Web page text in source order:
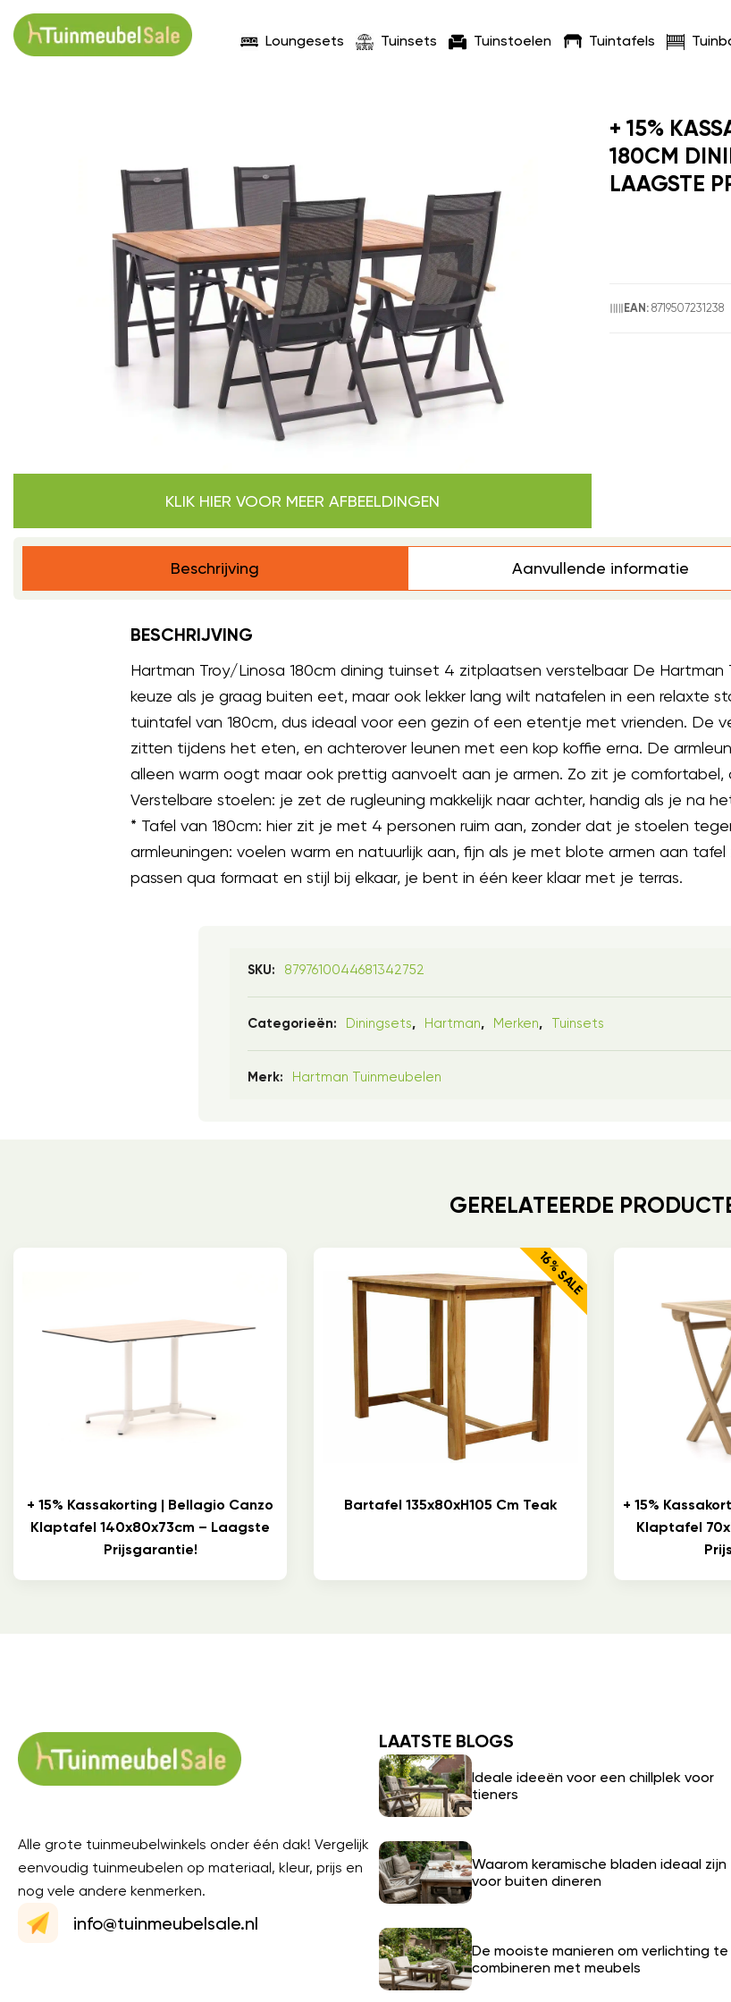
Loungesets Tuinsets Tuinstoelen Tuintafels
KLIK HIER VOOR MEER AFBEELDINGEN
+ 15%
180CM
LAAGSTE
EAN: 8719507231238
Beschrijving Aanvullende informatie
BESCHRIJVING
Hartman Troy/Linosa 180cm dining tuinset 4 zitplaatsen verstelbaar De Hartman
keuze als je graag buiten eet, maar ook lekker lang wilt natafelen in een relaxte
tuintafel van 180cm, dus ideaal voor een gezin of een etentje met vrienden. De
zitten tijdens het eten, en achterover leunen met een kop koffie erna. De
alleen warm oogt maar ook prettig aanvoelt aan je armen. Zo zit je comfortabel,
Verstelbare stoelen: je zet de rugleuning makkelijk naar achter, handig als je na
* Tafel van 180cm: hier zit je met 4 personen ruim aan, zonder dat je stoelen
armleuningen: voelen warm en natuurlijk aan, fijn als je met blote armen aan
passen qua formaat en stijl bij elkaar, je bent in één keer klaar met je terras.
SKU: 8797610044681342752
Categorieën: Diningsets, Hartman, Merken, Tuinsets
Merk: Hartman Tuinmeubelen
GERELATEERDE
+ 15% Kassakorting | Bellagio Canzo
Klaptafel 140x80x73cm – Laagste
Prijsgarantie!
16% SALE
Bartafel 135x80xH105 Cm Teak
+ 15%
Klaptafel
Alle grote tuinmeubelwinkels onder één dak! Vergelijk
eenvoudig tuinmeubelen op materiaal, kleur, prijs en
nog vele andere kenmerken.
info@tuinmeubelsale.nl
LAATSTE BLOGS
Ideale ideeën voor een chillplek voor
tieners
Waarom keramische bladen ideaal zijn
voor buiten dineren
De mooiste manieren om verlichting te
combineren met meubels